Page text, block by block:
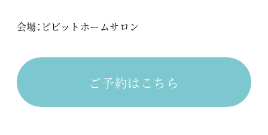
会場：ビビットホームサロン
ご予約はこちら